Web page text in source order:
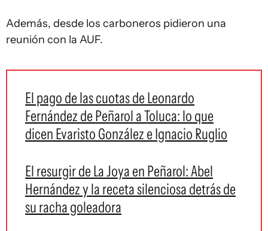
Además, desde los carboneros pidieron una
reunión con la AUF.
El pago de las cuotas de Leonardo
Fernández de Peñarol a Toluca: lo que
dicen Evaristo González e Ignacio Ruglio
El resurgir de La Joya en Peñarol: Abel
Hernández y la receta silenciosa detrás de
su racha goleadora